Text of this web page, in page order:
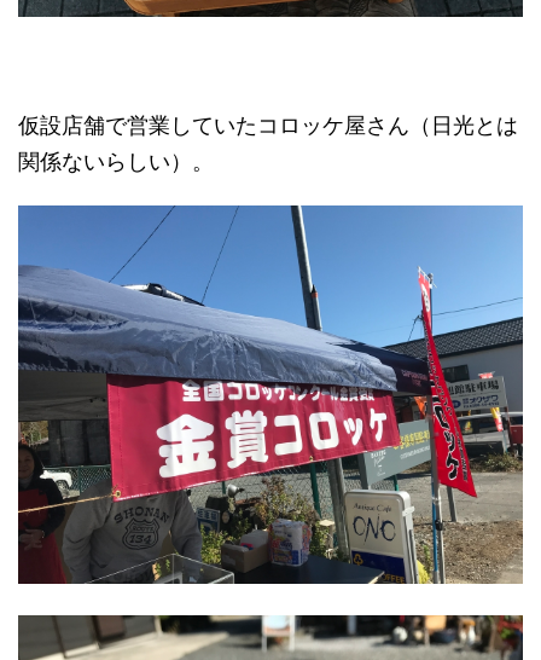
仮設店舗で営業していたコロッケ屋さん（日光とは
関係ないらしい）。